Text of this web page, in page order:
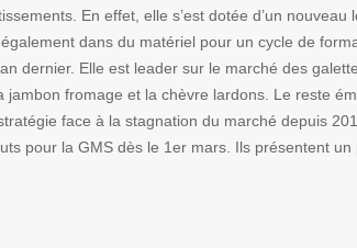
En effet, elle s’est dotée d’un
dans du matériel pour un cycle de
dernier. Elle est leader sur le marché des
jambon fromage et la chèvre lardons. Le reste
face à la stagnation du marché depuis
pour la GMS dès le 1er mars. Ils présentent